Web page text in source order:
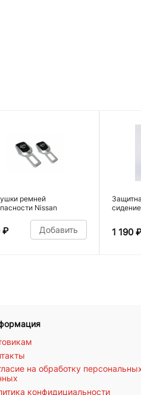
ремней
Nissan
₽ Добавить
сидение
1 190 ₽
на обработку
конфидициальности